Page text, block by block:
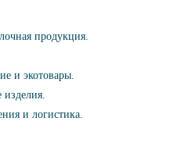
продукция.
и экотовары.
и логистика.